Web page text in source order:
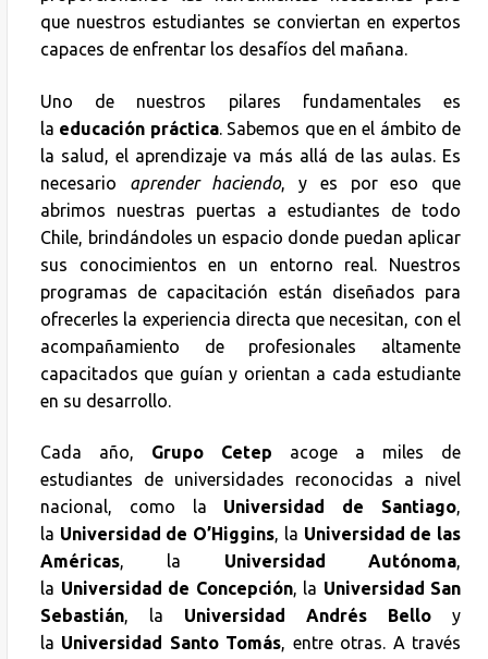
que nuestros estudiantes se conviertan en expertos
capaces de enfrentar los desafíos del mañana.
Uno de nuestros pilares fundamentales es
la educación práctica. Sabemos que en el ámbito de
la salud, el aprendizaje va más allá de las aulas. Es
necesario aprender haciendo, y es por eso que
abrimos nuestras puertas a estudiantes de todo
Chile, brindándoles un espacio donde puedan aplicar
sus conocimientos en un entorno real. Nuestros
programas de capacitación están diseñados para
ofrecerles la experiencia directa que necesitan, con el
acompañamiento de profesionales altamente
capacitados que guían y orientan a cada estudiante
en su desarrollo.
Cada año, Grupo Cetep acoge a miles de
estudiantes de universidades reconocidas a nivel
nacional, como la Universidad de Santiago,
la Universidad de O’Higgins, la Universidad de las
Américas, la Universidad Autónoma,
la Universidad de Concepción, la Universidad San
Sebastián, la Universidad Andrés Bello y
la Universidad Santo Tomás, entre otras. A través